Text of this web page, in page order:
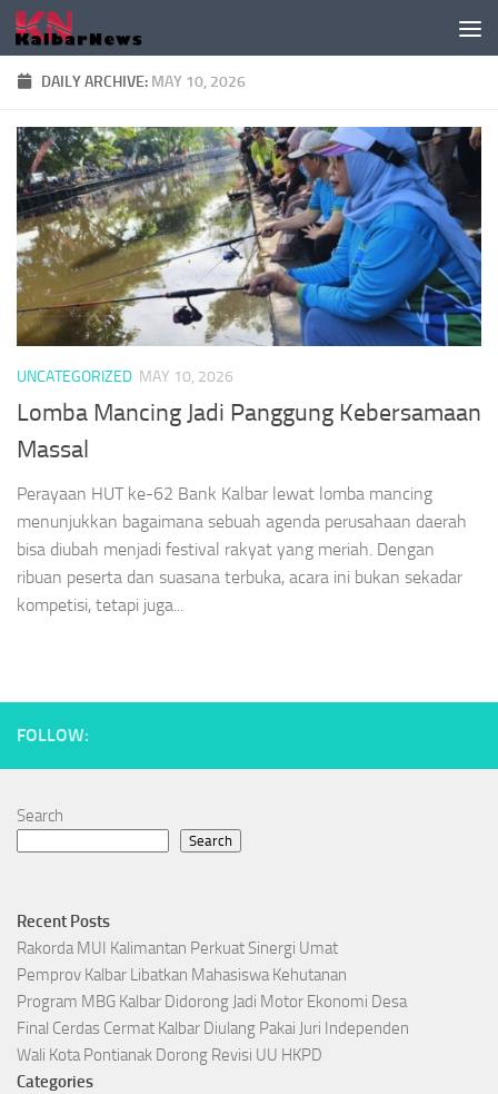
Skip to content
DAILY ARCHIVE: MAY 10, 2026
UNCATEGORIZED MAY 10, 2026
Lomba Mancing Jadi Panggung Kebersamaan
Massal
Perayaan HUT ke-62 Bank Kalbar lewat lomba mancing
menunjukkan bagaimana sebuah agenda perusahaan daerah
bisa diubah menjadi festival rakyat yang meriah. Dengan
ribuan peserta dan suasana terbuka, acara ini bukan sekadar
kompetisi, tetapi juga...
FOLLOW:
Search
Search
Recent Posts
Rakorda MUI Kalimantan Perkuat Sinergi Umat
Pemprov Kalbar Libatkan Mahasiswa Kehutanan
Program MBG Kalbar Didorong Jadi Motor Ekonomi Desa
Final Cerdas Cermat Kalbar Diulang Pakai Juri Independen
Wali Kota Pontianak Dorong Revisi UU HKPD
Categories